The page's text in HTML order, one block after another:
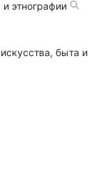
этнографии
быта и